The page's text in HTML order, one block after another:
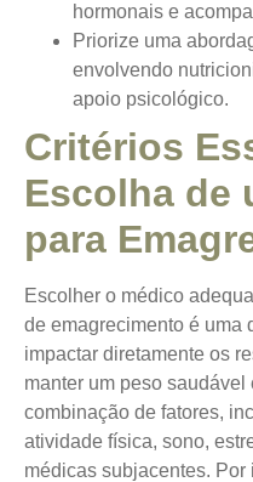
hormonais e
Priorize uma
envolvendo
apoio psicológico.
Critérios
Escolha de
para
Escolher o médico
de emagrecimento é uma
impactar diretamente os
manter um peso saudável
combinação de fatores,
atividade física, sono,
médicas subjacentes.